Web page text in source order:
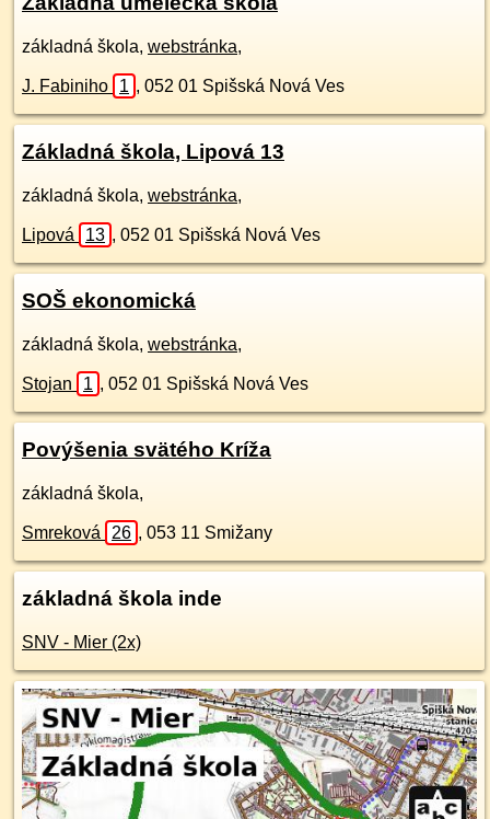
základná škola, webstránka,
J. Fabiniho 1 , 052 01 Spišská Nová Ves
Základná škola, Lipová 13
základná škola, webstránka,
Lipová 13 , 052 01 Spišská Nová Ves
SOŠ ekonomická
základná škola, webstránka,
Stojan 1 , 052 01 Spišská Nová Ves
Povýšenia svätého Kríža
základná škola,
Smreková 26 , 053 11 Smižany
základná škola inde
SNV - Mier (2x)